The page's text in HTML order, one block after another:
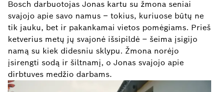
Bosch darbuotojas Jonas kartu su žmona seniai
svajojo apie savo namus – tokius, kuriuose būtų ne
tik jauku, bet ir pakankamai vietos pomėgiams. Prieš
ketverius metų jų svajonė išsipildė – šeima įsigijo
namą su kiek didesniu sklypu. Žmona norėjo
įsirengti sodą ir šiltnamį, o Jonas svajojo apie
dirbtuves medžio darbams.